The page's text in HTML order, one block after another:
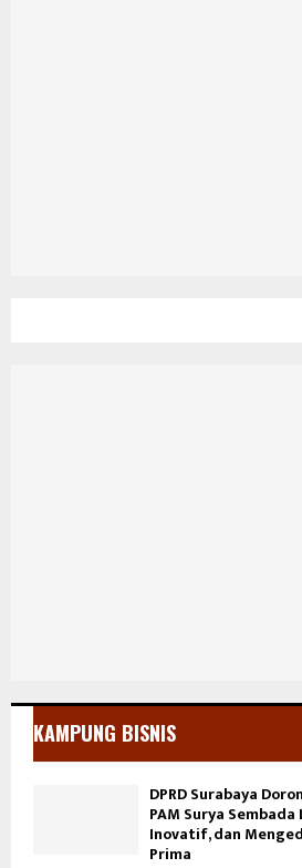
KAMPUNG BISNIS
DPRD Surabaya
PAM Surya
Inovatif, dan
Prima